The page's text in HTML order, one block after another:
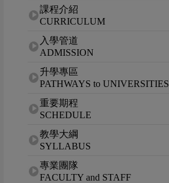
課程介紹
CURRICULUM
入學管道
ADMISSION
升學專區
PATHWAYS to UNIVERSITIES
重要期程
SCHEDULE
教學大綱
SYLLABUS
專業團隊
FACULTY and STAFF